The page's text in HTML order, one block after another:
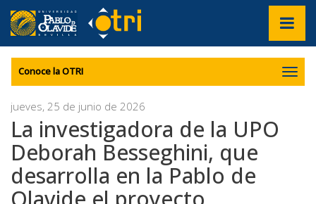
label.access.jump.content???
???
label.access.jump.header???
???
label.access.jump.footer???
label.access.jump.menu???
Conoce la OTRI
jueves, 25 de junio de 2026
La investigadora de la UPO
Deborah Besseghini, que
desarrolla en la Pablo de